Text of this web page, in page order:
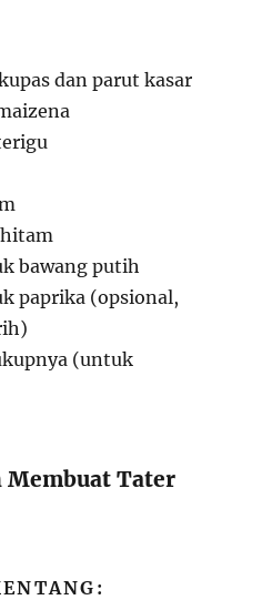
dan parut kasar
bawang putih
paprika (opsional,
(untuk
Tater